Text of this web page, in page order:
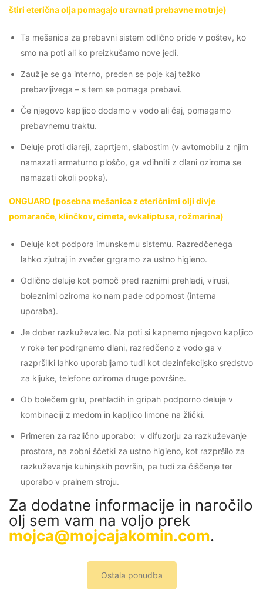
štiri eterična olja pomagajo uravnati prebavne motnje)
Ta mešanica za prebavni sistem odlično pride v poštev, ko
smo na poti ali ko preizkušamo nove jedi.
Zaužije se ga interno, preden se poje kaj težko
prebavljivega – s tem se pomaga prebavi.
Če njegovo kapljico dodamo v vodo ali čaj, pomagamo
prebavnemu traktu.
Deluje proti diareji, zaprtjem, slabostim (v avtomobilu z njim
namazati armaturno ploščo, ga vdihniti z dlani oziroma se
namazati okoli popka).
ONGUARD (posebna mešanica z eteričnimi olji divje
pomaranče, klinčkov, cimeta, evkaliptusa, rožmarina)
Deluje kot podpora imunskemu sistemu. Razredčenega
lahko zjutraj in zvečer grgramo za ustno higieno.
Odlično deluje kot pomoč pred raznimi prehladi, virusi,
boleznimi oziroma ko nam pade odpornost (interna
uporaba).
Je dober razkuževalec. Na poti si kapnemo njegovo kapljico
v roke ter podrgnemo dlani, razredčeno z vodo ga v
razpršilki lahko uporabljamo tudi kot dezinfekcijsko sredstvo
za kljuke, telefone oziroma druge površine.
Ob bolečem grlu, prehladih in gripah podporno deluje v
kombinaciji z medom in kapljico limone na žlički.
Primeren za različno uporabo: v difuzorju za razkuževanje
prostora, na zobni ščetki za ustno higieno, kot razpršilo za
razkuževanje kuhinjskih površin, pa tudi za čiščenje ter
uporabo v pralnem stroju.
Za dodatne informacije in naročilo
olj sem vam na voljo prek
mojca@mojcajakomin.com.
Ostala ponudba